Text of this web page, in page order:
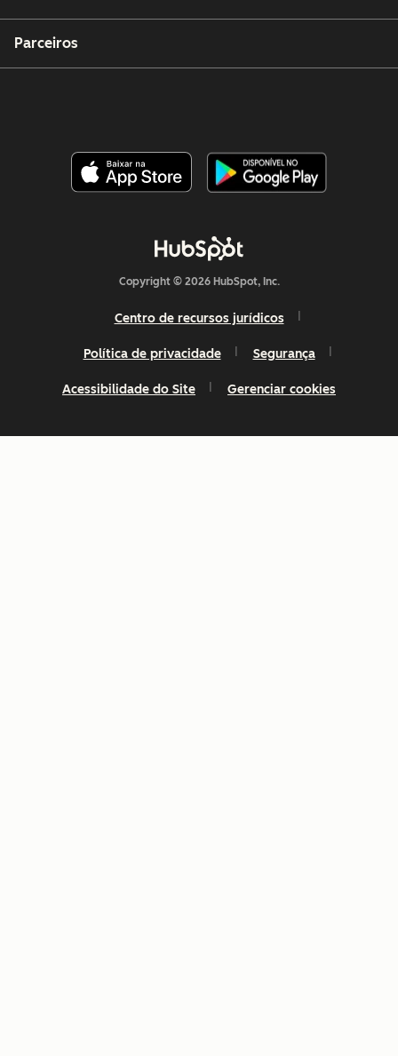
Parceiros
Copyright © 2026 HubSpot, Inc.
Centro de recursos jurídicos
Política de privacidade Segurança
Acessibilidade do Site Gerenciar cookies